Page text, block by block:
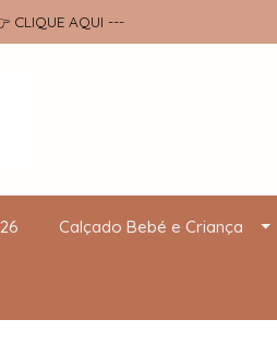
AQUI ---
Calçado Bebé e Criança